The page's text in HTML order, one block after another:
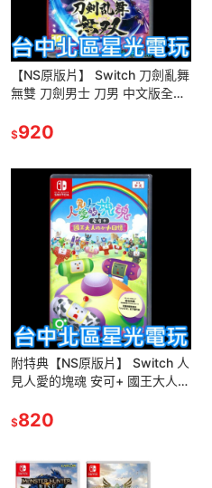
【NS原版片】 Switch 刀劍亂舞
無雙 刀劍男士 刀男 中文版全新
$920
附特典【NS原版片】 Switch 人
見人愛的塊魂 安可+ 國王大人的
光電玩】
$820